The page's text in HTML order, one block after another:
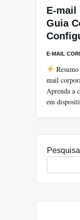
E-mail
Guia
E-MAIL
mail
Aprenda a
em